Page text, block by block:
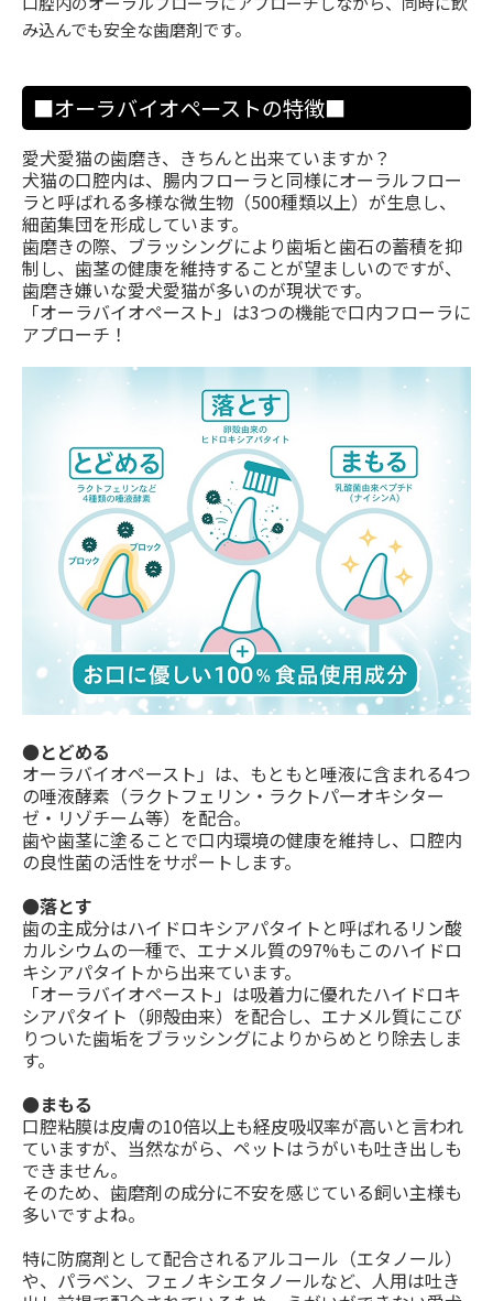
み込んでも安全な歯磨剤です。
■オーラバイオペーストの特徴■
愛犬愛猫の歯磨き、きちんと出来ていますか？
犬猫の口腔内は、腸内フローラと同様にオーラルフロー
ラと呼ばれる多様な微生物（500種類以上）が生息し、
細菌集団を形成しています。
歯磨きの際、ブラッシングにより歯垢と歯石の蓄積を抑
制し、歯茎の健康を維持することが望ましいのですが、
歯磨き嫌いな愛犬愛猫が多いのが現状です。
「オーラバイオペースト」は3つの機能で口内フローラに
アプローチ！
●とどめる
オーラバイオペースト」は、もともと唾液に含まれる4つ
の唾液酵素（ラクトフェリン・ラクトパーオキシター
ゼ・リゾチーム等）を配合。
歯や歯茎に塗ることで口内環境の健康を維持し、口腔内
の良性菌の活性をサポートします。
●落とす
歯の主成分はハイドロキシアパタイトと呼ばれるリン酸
カルシウムの一種で、エナメル質の97%もこのハイドロ
キシアパタイトから出来ています。
「オーラバイオペースト」は吸着力に優れたハイドロキ
シアパタイト（卵殻由来）を配合し、エナメル質にこび
りついた歯垢をブラッシングによりからめとり除去しま
す。
●まもる
口腔粘膜は皮膚の10倍以上も経皮吸収率が高いと言われ
ていますが、当然ながら、ペットはうがいも吐き出しも
できません。
そのため、歯磨剤の成分に不安を感じている飼い主様も
多いですよね。
特に防腐剤として配合されるアルコール（エタノール）
や、パラベン、フェノキシエタノールなど、人用は吐き